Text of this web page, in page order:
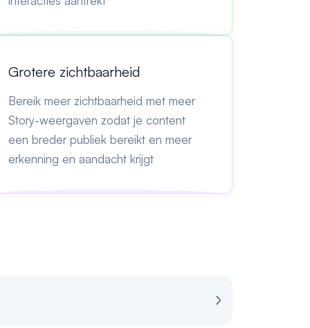
Grotere zichtbaarheid
Bereik meer zichtbaarheid met meer
Story-weergaven zodat je content
een breder publiek bereikt en meer
erkenning en aandacht krijgt